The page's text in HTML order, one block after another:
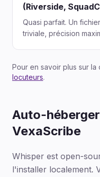
(Riverside,
Quasi parfait. Un
triviale, précision
Pour en savoir plus sur la
locuteurs.
Auto-
VexaScribe
Whisper est open-
l'installer localement.